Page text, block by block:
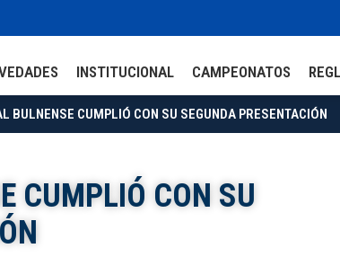
INSTITUCIONAL CAMPEONATOS
BULNENSE CUMPLIÓ CON SU SEGUNDA PRESENTACIÓN
CUMPLIÓ CON SU